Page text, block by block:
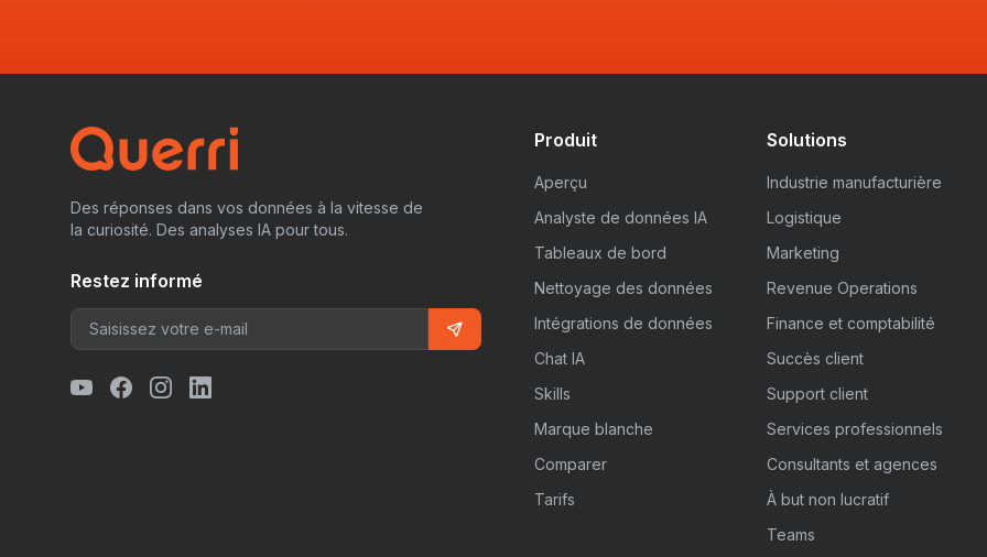
Des réponses dans vos données à la vitesse de
la curiosité. Des analyses IA pour tous.
Restez informé
Produit
Aperçu
Analyste de données IA
Tableaux de bord
Nettoyage des données
Intégrations de données
Chat IA
Skills
Marque blanche
Comparer
Tarifs
Solutions
Industrie manufacturière
Logistique
Marketing
Revenue Operations
Finance et comptabilité
Succès client
Support client
Services professionnels
Consultants et agences
À but non lucratif
Teams